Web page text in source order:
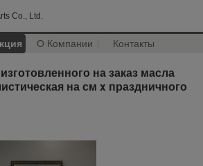
Co., Ltd.
О Компании Контакты
на заказ масла
на см x праздничного